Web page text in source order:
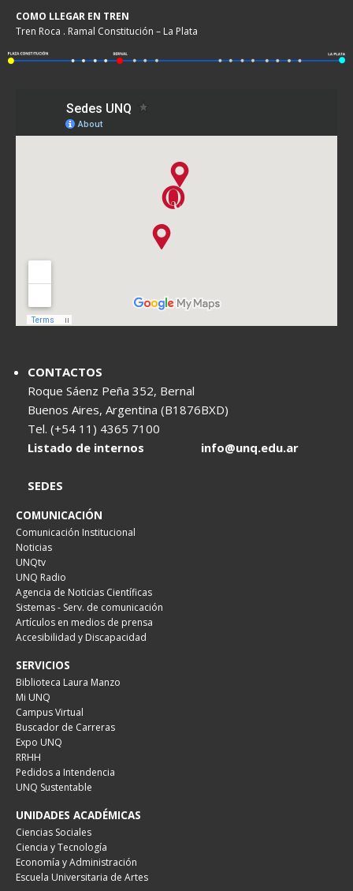
COMO LLEGAR EN TREN
Tren Roca . Ramal Constitución – La Plata
CONTACTOS
Roque Sáenz Peña 352, Bernal
Buenos Aires, Argentina (B1876BXD)
Tel. (+54 11) 4365 7100
Listado de internos
info@unq.edu.ar
SEDES
COMUNICACIÓN
Comunicación Institucional
Noticias
UNQtv
UNQ Radio
Agencia de Noticias Científicas
Sistemas - Serv. de comunicación
Artículos en medios de prensa
Accesibilidad y Discapacidad
SERVICIOS
Biblioteca Laura Manzo
Mi UNQ
Campus Virtual
Buscador de Carreras
Expo UNQ
RRHH
Pedidos a Intendencia
UNQ Sustentable
UNIDADES ACADÉMICAS
Ciencias Sociales
Ciencia y Tecnología
Economía y Administración
Escuela Universitaria de Artes